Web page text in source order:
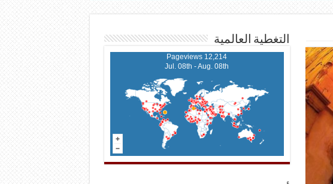
التغطية العالمية
12,214 Pageviews
Jul. 08th - Aug. 08th